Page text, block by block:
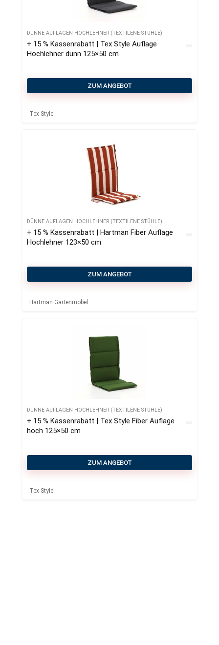
DÜNNE AUFLAGEN HOCHLEHNER (TEXTILENE STÜHLE)
+ 15 % Kassenrabatt | Tex Style Auflage
Hochlehner dünn 125×50 cm
ZUM ANGEBOT
Tex Style
DÜNNE AUFLAGEN HOCHLEHNER (TEXTILENE STÜHLE)
+ 15 % Kassenrabatt | Hartman Fiber Auflage
Hochlehner 123×50 cm
ZUM ANGEBOT
Hartman Gartenmöbel
DÜNNE AUFLAGEN HOCHLEHNER (TEXTILENE STÜHLE)
+ 15 % Kassenrabatt | Tex Style Fiber Auflage
hoch 125×50 cm
ZUM ANGEBOT
Tex Style